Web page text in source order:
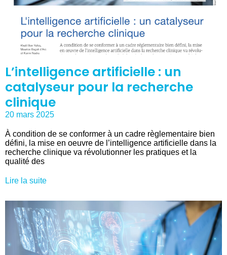
L’intelligence artificielle : un
catalyseur pour la recherche
clinique
20 mars 2025
À condition de se conformer à un cadre règlementaire bien
défini, la mise en oeuvre de l’intelligence artificielle dans la
recherche clinique va révolutionner les pratiques et la
qualité des
Lire la suite